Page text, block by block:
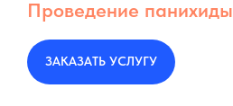
Проведение панихиды
ЗАКАЗАТЬ УСЛУГУ